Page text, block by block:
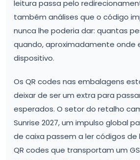
leitura passa pelo
também análises que o código
nunca lhe poderia dar: quantas
quando, aproximadamente onde
dispositivo.
Os QR codes nas embalagens
deixar de ser um extra para
esperados. O setor do retalho
Sunrise 2027, um impulso global
de caixa passem a ler códigos de
QR codes que transportam um